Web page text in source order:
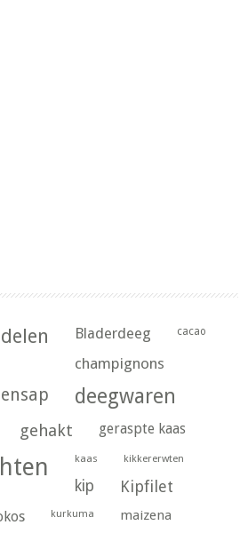
Bladerdeeg cacao
champignons
deegwaren
gehakt geraspte kaas
kaas kikkererwten
kip Kipfilet
kurkuma maizena